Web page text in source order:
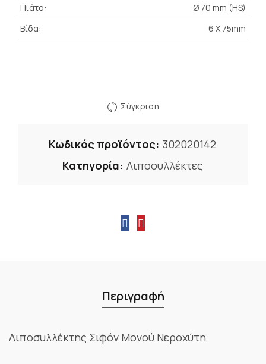
Πιάτο:
Ø 70 mm (HS)
Βίδα:
6 X 75mm
Σύγκριση
Κωδικός προϊόντος: 302020142
Κατηγορία: Λιποσυλλέκτες
Περιγραφή
Λιποσυλλέκτης Σιφόν Μονού Νεροχύτη